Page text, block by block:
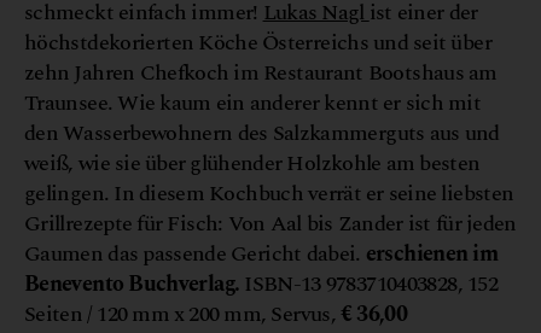
schmeckt einfach immer! Lukas Naglist einer der
höchstdekorierten Köche Österreichs und seit über
zehn Jahren Chefkoch im Restaurant Bootshaus am
Traunsee. Wie kaum ein anderer kennt er sich mit
den Wasserbewohnern des Salzkammerguts aus und
weiß, wie sie über glühender Holzkohle am besten
gelingen. In diesem Kochbuch verrät er seine liebsten
Grillrezepte für Fisch: Von Aal bis Zander ist für jeden
Gaumen das passende Gericht dabei. erschienen im
Benevento Buchverlag. ISBN-13 9783710403828, 152
Seiten / 120 mm x 200 mm, Servus,€ 36,00